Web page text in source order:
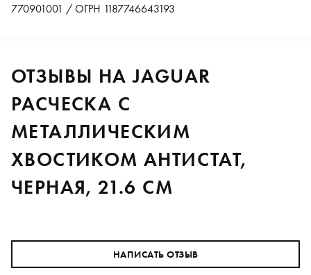
770901001 / ОГРН 1187746643193
ОТЗЫВЫ НА JAGUAR
РАСЧЕСКА С
МЕТАЛЛИЧЕСКИМ
ХВОСТИКОМ АНТИСТАТ,
ЧЕРНАЯ, 21.6 СМ
НАПИСАТЬ ОТЗЫВ